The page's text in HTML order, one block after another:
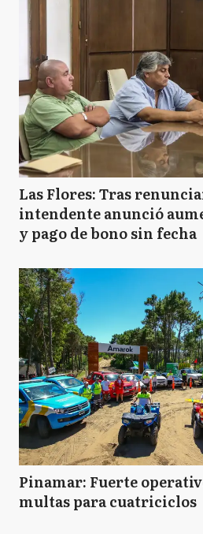
Las Flores: Tras
intendente anunció
y pago de bono sin fecha
Pinamar: Fuerte
multas para cuatriciclos